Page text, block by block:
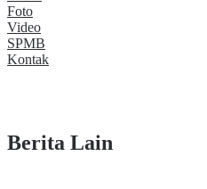
Foto
Video
SPMB
Kontak
Berita Lain